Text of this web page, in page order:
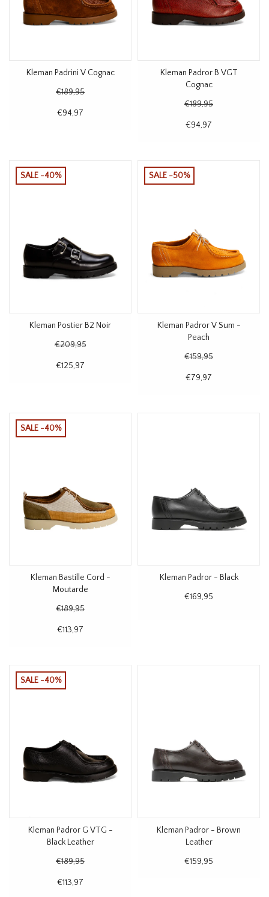
Kleman Padrini V Cognac
€189,95
€94,97
Kleman Padror B VGT
Cognac
€189,95
€94,97
SALE -40%
Kleman Postier B2 Noir
€209,95
€125,97
SALE -50%
Kleman Padror V Sum -
Peach
€159,95
€79,97
SALE -40%
Kleman Bastille Cord -
Moutarde
€189,95
€113,97
Kleman Padror - Black
€169,95
SALE -40%
Kleman Padror G VTG -
Black Leather
€189,95
€113,97
Kleman Padror - Brown
Leather
€159,95